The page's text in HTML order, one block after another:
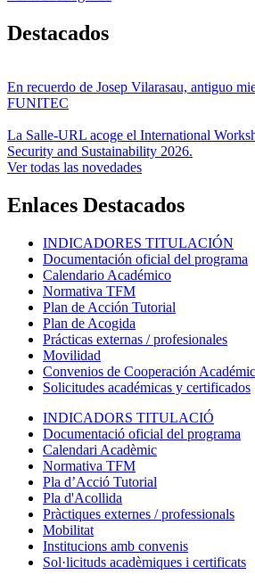
Destacados
En recuerdo de Josep Vilarasau, antiguo
FUNITEC
La Salle-URL acoge el International
Security and Sustainability 2026.
Ver todas las novedades
Enlaces Destacados
INDICADORES TITULACIÓN
Documentación oficial del programa
Calendario Académico
Normativa TFM
Plan de Acción Tutorial
Plan de Acogida
Prácticas externas / profesionales
Movilidad
Convenios de Cooperación
Solicitudes académicas y certificados
INDICADORS TITULACIÓ
Documentació oficial del programa
Calendari Acadèmic
Normativa TFM
Pla d’Acció Tutorial
Pla d'Acollida
Pràctiques externes / professionals
Mobilitat
Institucions amb convenis
Sol·licituds acadèmiques i certificats